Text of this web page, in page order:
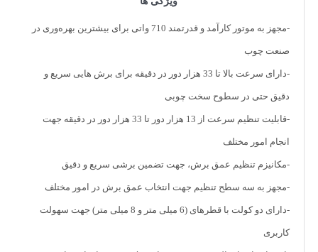
-مجهز به موتور کارآمد و قدرتمند 710 واتی برای بیشترین بهره‌وری در
صنعت چوب
-دارای سرعت بالا تا 33 هزار دور در دقیقه برای برش هایی سریع و
دقیق حتی در سطوح سخت چوبی
-قابلیت تنظیم سرعت از 13 هزار دور تا 33 هزار دور در دقیقه جهت
انجام امور مختلف
-مکانیزم تنظیم عمق برش، جهت تضمین برشی سریع و دقیق
-مجهز به سه سطح تنظیم جهت انتخاب عمق برش در امور مختلف
-دارای دو کولت با قطرهای (6 میلی متر و 8 میلی متر) جهت سهولت
کاربری